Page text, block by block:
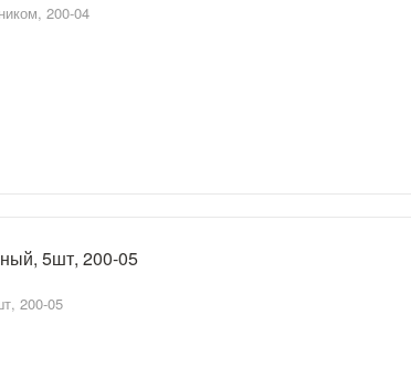
200-04
5шт, 200-05
200-05